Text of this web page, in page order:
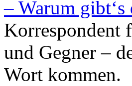
– Warum gibt‘s
Korrespondent
und Gegner –
Wort kommen.